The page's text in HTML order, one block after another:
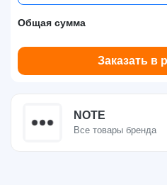
Общая сумма
Заказать в
NOTE
Все товары бренда